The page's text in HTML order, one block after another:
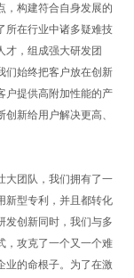
，构建符合自身发展的
所在行业中诸多疑难技
才，组成强大研发团
们始终把客户放在创新
户提供高附加性能的产
新给用户解决更高、
大团队，我们拥有了一
新型专利，并且都转化
发创新同时，我们与多
，攻克了一个又一个难
业的命根子。为了在激